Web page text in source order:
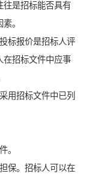
往是招标能否具有
。
标报价是招标人评
在招标文件中应事
用招标文件中已列
。
保。招标人可以在